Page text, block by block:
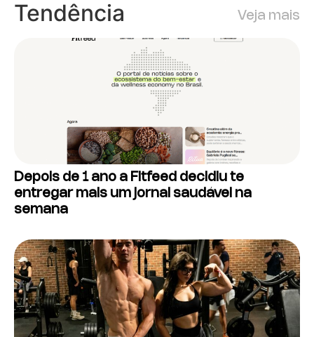
Tendência Veja mais
Depois de 1 ano a Fitfeed decidiu te
entregar mais um jornal saudável na
semana